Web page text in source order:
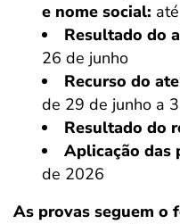
e nome social:
Resultado do
26 de junho
Recurso do
de 29 de junho a
Resultado do
Aplicação das
de 2026
As provas seguem o